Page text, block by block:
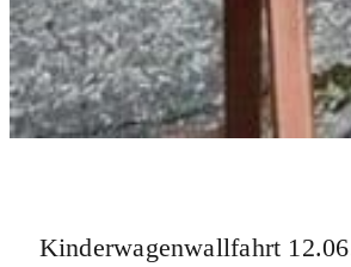
Kinderwagenwallfahrt